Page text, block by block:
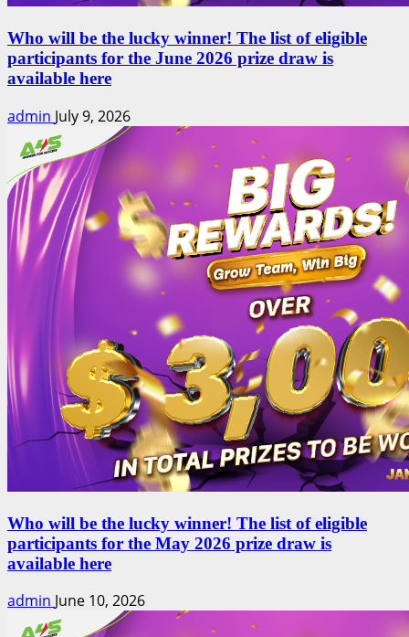
Who will be the lucky winner! The list of eligible
participants for the June 2026 prize draw is
available here
admin July 9, 2026
Who will be the lucky winner! The list of eligible
participants for the May 2026 prize draw is
available here
admin June 10, 2026